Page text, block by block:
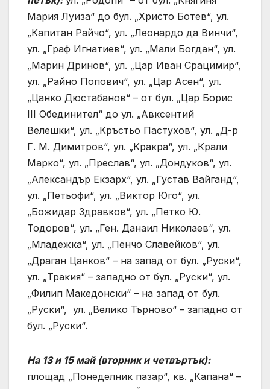
Мария Луиза“ до бул. „Христо Ботев“, ул.
„Капитан Райчо“, ул. „Леонардо да Винчи“,
ул. „Граф Игнатиев“, ул. „Мали Богдан“, ул.
„Марин Дринов“, ул. „Цар Иван Срацимир“,
ул. „Райно Попович“, ул. „Цар Асен“, ул.
„Цанко Дюстабанов“ – от бул. „Цар Борис
III Обединител“ до ул. „Авксентий
Велешки“, ул. „Кръстьо Пастухов“, ул. „Д-р
Г. М. Димитров“, ул. „Кракра“, ул. „Крали
Марко“, ул. „Преслав“, ул. „Дондуков“, ул.
„Александър Екзарх“, ул. „Густав Вайганд“,
ул. „Петьофи“, ул. „Виктор Юго“, ул.
„Божидар Здравков“, ул. „Петко Ю.
Тодоров“, ул. „Ген. Данаил Николаев“, ул.
„Младежка“, ул. „Пенчо Славейков“, ул.
„Драган Цанков“ – на запад от бул. „Руски“,
ул. „Тракия“ – западно от бул. „Руски“, ул.
„Филип Македонски“ – на запад от бул.
„Руски“, ул. „Велико Търново“ – западно от
бул. „Руски“.
На 13 и 15 май (вторник и четвъртък):
площад „Понеделник пазар“, кв. „Капана“ –